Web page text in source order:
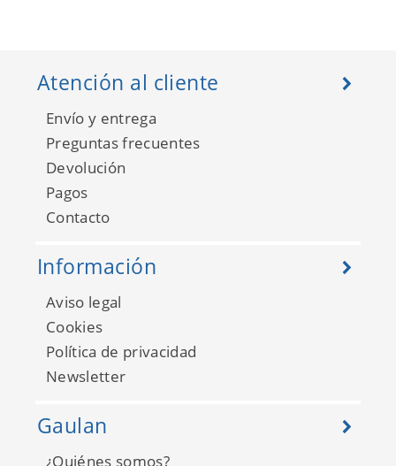
Atención al cliente
Envío y entrega
Preguntas frecuentes
Devolución
Pagos
Contacto
Información
Aviso legal
Cookies
Política de privacidad
Newsletter
Gaulan
¿Quiénes somos?